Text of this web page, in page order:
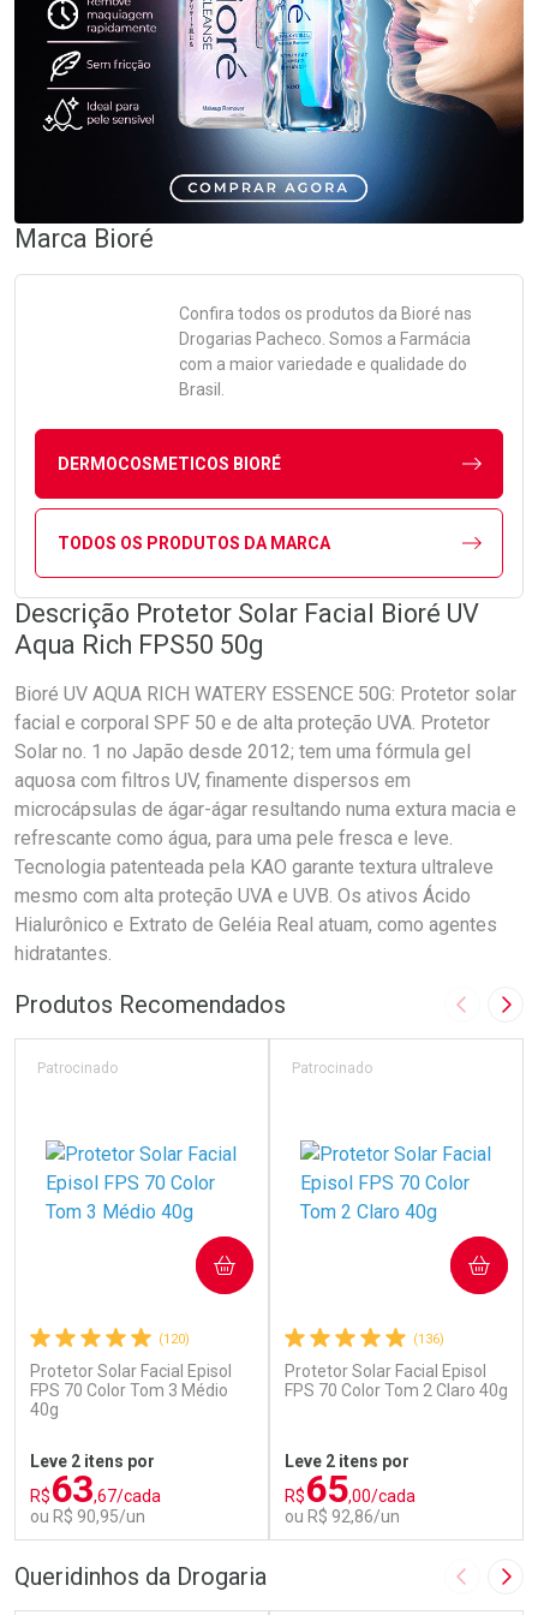
Marca Bioré
Confira todos os produtos da Bioré nas
Drogarias Pacheco. Somos a Farmácia
com a maior variedade e qualidade do
Brasil.
DERMOCOSMETICOS BIORÉ
TODOS OS PRODUTOS DA MARCA
Descrição Protetor Solar Facial Bioré UV
Aqua Rich FPS50 50g
Bioré UV AQUA RICH WATERY ESSENCE 50G: Protetor solar
facial e corporal SPF 50 e de alta proteção UVA. Protetor
Solar no. 1 no Japão desde 2012; tem uma fórmula gel
aquosa com filtros UV, finamente dispersos em
microcápsulas de ágar-ágar resultando numa extura macia e
refrescante como água, para uma pele fresca e leve.
Tecnologia patenteada pela KAO garante textura ultraleve
mesmo com alta proteção UVA e UVB. Os ativos Ácido
Hialurônico e Extrato de Geléia Real atuam, como agentes
hidratantes.
Produtos Recomendados Imagem
(120)
Protetor Solar Facial Episol
FPS 70 Color Tom 3 Médio
40g
Patrocinado
Leve 2 itens por
R$63,67/cada
ou R$ 90,95/un
COMPRAR
(136)
Protetor Solar Facial Episol
FPS 70 Color Tom 2 Claro 40g
Patrocinado
Leve 2 itens por
R$65,00/cada
ou R$ 92,86/un
COMPRAR
Queridinhos da Drogaria Imagem